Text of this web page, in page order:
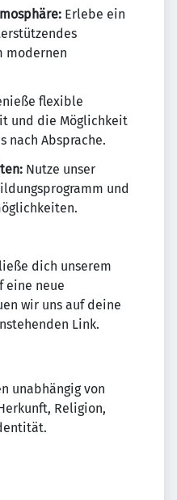
Erlebe ein
modernen
flexible
und die Möglichkeit
nach Absprache.
Nutze unser
und
dich unserem
eine neue
wir uns auf deine
Link.
unabhängig von
Religion,